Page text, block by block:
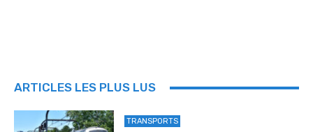
ARTICLES LES PLUS LUS
TRANSPORTS